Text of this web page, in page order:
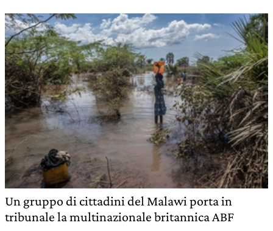
Un gruppo di cittadini del Malawi porta in
tribunale la multinazionale britannica ABF